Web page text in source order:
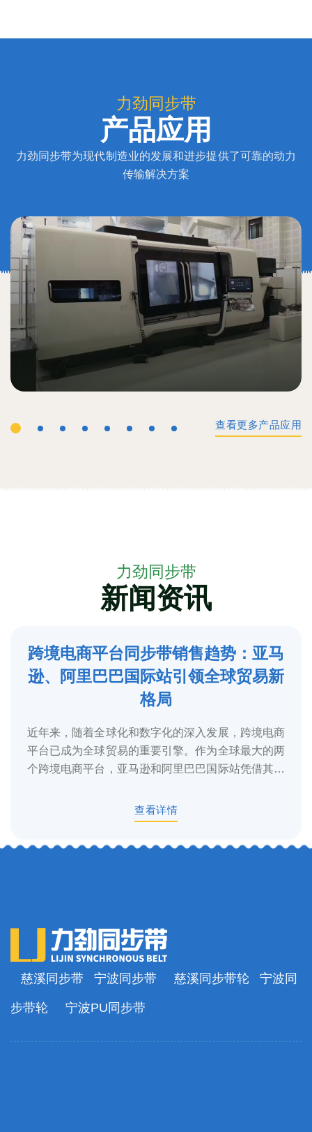
力劲同步带
产品应用
力劲同步带为现代制造业的发展和进步提供了可靠的动力
传输解决方案
查看更多产品应用
力劲同步带
新闻资讯
5
2025-3
跨境电商平台同步带销售趋势：亚马
逊、阿里巴巴国际站引领全球贸易新
格局
近年来，随着全球化和数字化的深入发展，跨境电商
平台已成为全球贸易的重要引擎。作为全球最大的两
个跨境电商平台，亚马逊和阿里巴巴国际站凭借其庞
查看详情
慈溪同步带 宁波同步带 慈溪同步带轮 宁波同
步带轮 宁波PU同步带